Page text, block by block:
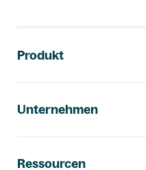
Produkt
Unternehmen
Ressourcen